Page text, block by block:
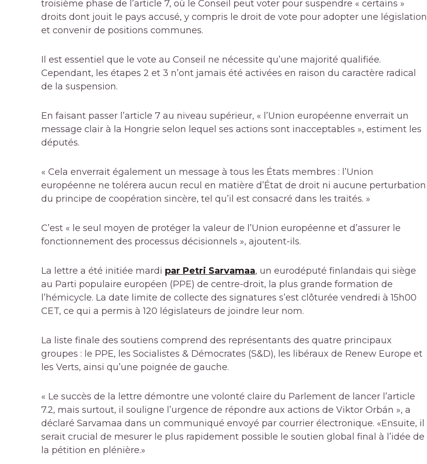
troisième phase de l’article 7, où le Conseil peut voter pour suspendre « certains »
droits dont jouit le pays accusé, y compris le droit de vote pour adopter une législation
et convenir de positions communes.
Il est essentiel que le vote au Conseil ne nécessite qu’une majorité qualifiée.
Cependant, les étapes 2 et 3 n’ont jamais été activées en raison du caractère radical
de la suspension.
En faisant passer l’article 7 au niveau supérieur, « l’Union européenne enverrait un
message clair à la Hongrie selon lequel ses actions sont inacceptables », estiment les
députés.
« Cela enverrait également un message à tous les États membres : l’Union
européenne ne tolérera aucun recul en matière d’État de droit ni aucune perturbation
du principe de coopération sincère, tel qu’il est consacré dans les traités. »
C’est « le seul moyen de protéger la valeur de l’Union européenne et d’assurer le
fonctionnement des processus décisionnels », ajoutent-ils.
La lettre a été initiée mardi par Petri Sarvamaa, un eurodéputé finlandais qui siège
au Parti populaire européen (PPE) de centre-droit, la plus grande formation de
l’hémicycle. La date limite de collecte des signatures s’est clôturée vendredi à 15h00
CET, ce qui a permis à 120 législateurs de joindre leur nom.
La liste finale des soutiens comprend des représentants des quatre principaux
groupes : le PPE, les Socialistes & Démocrates (S&D), les libéraux de Renew Europe et
les Verts, ainsi qu’une poignée de gauche.
« Le succès de la lettre démontre une volonté claire du Parlement de lancer l’article
7.2, mais surtout, il souligne l’urgence de répondre aux actions de Viktor Orbán », a
déclaré Sarvamaa dans un communiqué envoyé par courrier électronique. «Ensuite, il
serait crucial de mesurer le plus rapidement possible le soutien global final à l’idée de
la pétition en plénière.»